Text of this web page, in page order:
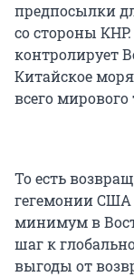
предпосылки
со стороны
контролирует
Китайское
всего мирового
То есть
гегемонии США
минимум в
шаг к
выгоды от